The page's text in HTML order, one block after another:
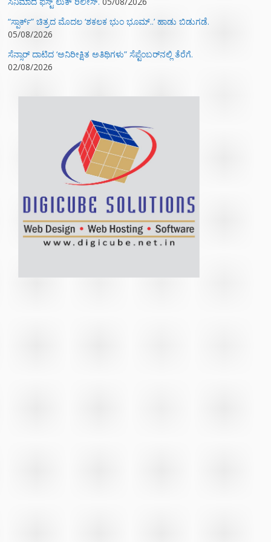
“ಸ್ಪಾರ್ಕ್” ಚಿತ್ರದ ಮೊದಲ‌ ‘ಶಕಲಕ ಭುಂ‌ ಭೂಮ್..’ ಹಾಡು ಬಿಡುಗಡೆ.
05/08/2026
ಸೆನ್ಸಾರ್ ದಾಟಿದ ‘ಅನಿರೀಕ್ಷಿತ ಅತಿಥಿಗಳು” ಸೆಪ್ಟೆಂಬರ್‌ನಲ್ಲಿ ತೆರೆಗೆ.
02/08/2026